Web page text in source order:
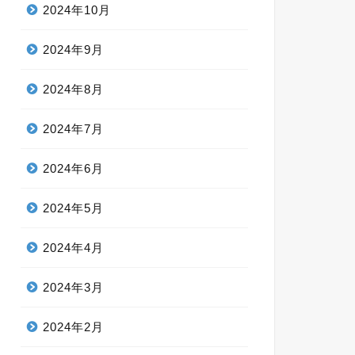
2024年10月
2024年9月
2024年8月
2024年7月
2024年6月
2024年5月
2024年4月
2024年3月
2024年2月